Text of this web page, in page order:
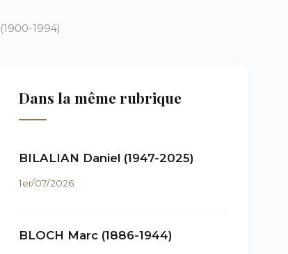
1994)
Dans la même rubrique
BILALIAN Daniel (1947-2025)
1er/07/2026
BLOCH Marc (1886-1944)